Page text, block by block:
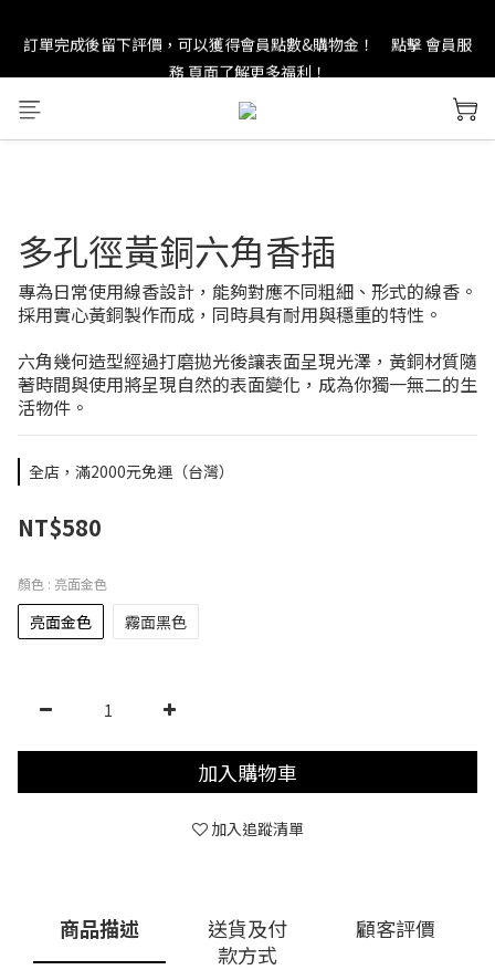
new in：火山岩擴香裝置
務 頁面了解更多福利！
＊ 新舊會員登錄享有$50元購物金與免運優惠 ＊           點擊 會員服
多孔徑黃銅六角香插
專為日常使用線香設計，能夠對應不同粗細、形式的線香。
採用實心黃銅製作而成，同時具有耐用與穩重的特性。
六角幾何造型經過打磨拋光後讓表面呈現光澤，黃銅材質隨
著時間與使用將呈現自然的表面變化，成為你獨一無二的生
活物件。
全店，滿2000元免運（台灣）
NT$580
顏色 : 亮面金色
亮面金色 霧面黑色
加入購物車
加入追蹤清單
商品描述
送貨及付
款方式
顧客評價